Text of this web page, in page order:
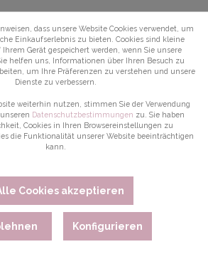
dass unsere Website Cookies verwendet, um
Einkaufserlebnis zu bieten. Cookies sind kleine
Gerät gespeichert werden, wenn Sie unsere
helfen uns, Informationen über Ihren Besuch zu
um Ihre Präferenzen zu verstehen und unsere
Dienste zu verbessern.
weiterhin nutzen, stimmen Sie der Verwendung
Datenschutzbestimmungen zu. Sie haben
Cookies in Ihren Browsereinstellungen zu
die Funktionalität unserer Website beeinträchtigen
kann.
Cookies akzeptieren
Konfigurieren